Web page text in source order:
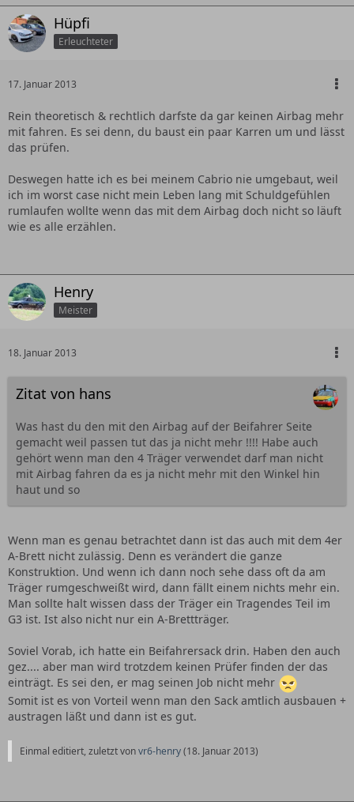
Hüpfi
Erleuchteter
17. Januar 2013
Rein theoretisch & rechtlich darfste da gar keinen Airbag mehr
mit fahren. Es sei denn, du baust ein paar Karren um und lässt
das prüfen.
Deswegen hatte ich es bei meinem Cabrio nie umgebaut, weil
ich im worst case nicht mein Leben lang mit Schuldgefühlen
rumlaufen wollte wenn das mit dem Airbag doch nicht so läuft
wie es alle erzählen.
Henry
Meister
18. Januar 2013
Zitat von hans
Was hast du den mit den Airbag auf der Beifahrer Seite
gemacht weil passen tut das ja nicht mehr !!!! Habe auch
gehört wenn man den 4 Träger verwendet darf man nicht
mit Airbag fahren da es ja nicht mehr mit den Winkel hin
haut und so
Wenn man es genau betrachtet dann ist das auch mit dem 4er
A-Brett nicht zulässig. Denn es verändert die ganze
Konstruktion. Und wenn ich dann noch sehe dass oft da am
Träger rumgeschweißt wird, dann fällt einem nichts mehr ein.
Man sollte halt wissen dass der Träger ein Tragendes Teil im
G3 ist. Ist also nicht nur ein A-Brettträger.
Soviel Vorab, ich hatte ein Beifahrersack drin. Haben den auch
gez.... aber man wird trotzdem keinen Prüfer finden der das
einträgt. Es sei den, er mag seinen Job nicht mehr
Somit ist es von Vorteil wenn man den Sack amtlich ausbauen +
austragen läßt und dann ist es gut.
Einmal editiert, zuletzt vonvr6-henry(18. Januar 2013)